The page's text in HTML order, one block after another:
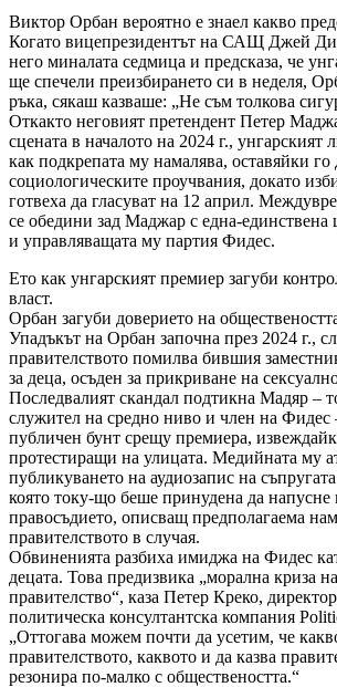
Виктор Орбан вероятно е знаел какво
Когато вицепрезидентът на САЩ Джей Ди
него миналата седмица и предсказа, че
ще спечели преизбирането си в неделя,
ръка, сякаш казваше: „Не съм толкова
Откакто неговият претендент Петер
сцената в началото на 2024 г., унгарският
как подкрепата му намалява, оставяйки го
социологическите проучвания, докато
готвеха да гласуват на 12 април.
се обедини зад Маджар с една-единствена
и управляващата му партия Фидес.
Ето как унгарският премиер загуби
власт.
Орбан загуби доверието на
Упадъкът на Орбан започна през 2024 г.,
правителството помилва бившия
за деца, осъден за прикриване на
Последвалият скандал подтикна Мадяр –
служител на средно ниво и член на Фидес
публичен бунт срещу премиера,
протестиращи на улицата. Медийната му
публикуването на аудиозапис на
която току-що беше принудена да напусне
правосъдието, описващ предполагаема
правителството в случая.
Обвиненията разбиха имиджа на Фидес
децата. Това предизвика „морална криза
правителство“, каза Петер Креко,
политическа консултантска компания
„Оттогава можем почти да усетим, че
правителството, каквото и да казва
резонира по-малко с обществеността.“